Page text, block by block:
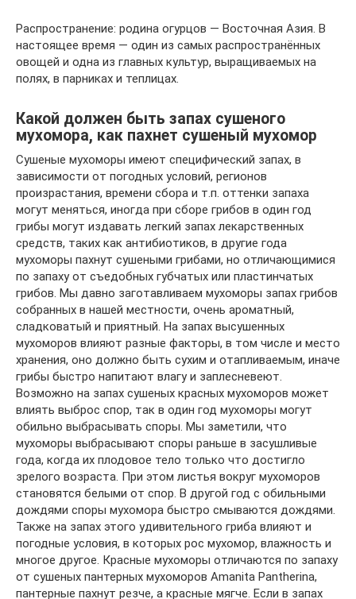
Распространение: родина огурцов — Восточная Азия. В
настоящее время — один из самых распространённых
овощей и одна из главных культур, выращиваемых на
полях, в парниках и теплицах.
Какой должен быть запах сушеного
мухомора, как пахнет сушеный мухомор
Сушеные мухоморы имеют специфический запах, в
зависимости от погодных условий, регионов
произрастания, времени сбора и т.п. оттенки запаха
могут меняться, иногда при сборе грибов в один год
грибы могут издавать легкий запах лекарственных
средств, таких как антибиотиков, в другие года
мухоморы пахнут сушеными грибами, но отличающимися
по запаху от съедобных губчатых или пластинчатых
грибов. Мы давно заготавливаем мухоморы запах грибов
собранных в нашей местности, очень ароматный,
сладковатый и приятный. На запах высушенных
мухоморов влияют разные факторы, в том числе и место
хранения, оно должно быть сухим и отапливаемым, иначе
грибы быстро напитают влагу и заплесневеют.
Возможно на запах сушеных красных мухоморов может
влиять выброс спор, так в один год мухоморы могут
обильно выбрасывать споры. Мы заметили, что
мухоморы выбрасывают споры раньше в засушливые
года, когда их плодовое тело только что достигло
зрелого возраста. При этом листья вокруг мухоморов
становятся белыми от спор. В другой год с обильными
дождями споры мухомора быстро смываются дождями.
Также на запах этого удивительного гриба влияют и
погодные условия, в которых рос мухомор, влажность и
многое другое. Красные мухоморы отличаются по запаху
от сушеных пантерных мухоморов Amanita Pantherina,
пантерные пахнут резче, а красные мягче. Если в запах